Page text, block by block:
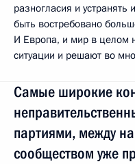
разногласия и
быть востребовано
И Европа, и мир в целом
ситуации и решают во
Самые широкие
партиями, между
сообществом уже